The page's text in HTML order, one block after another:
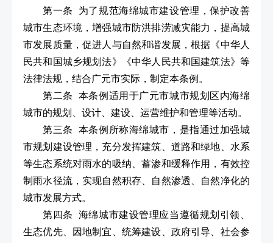
第一条 为了规范海绵城市建设管理，保护改善
城市生态环境，增强城市防洪排涝减灾能力，提高城
市发展质量，促进人与自然和谐发展，根据《中华人
民共和国城乡规划法》《中华人民共和国建筑法》等
法律法规，结合广元市实际，制定本条例。
第二条 本条例适用于广元市城市规划区内海绵
城市的规划、设计、建设、运营维护和管理等活动。
第三条 本条例所称海绵城市，是指通过加强城
市规划建设管理，充分发挥建筑、道路和绿地、水系
等生态系统对雨水的吸纳、蓄渗和缓释作用，有效控
制雨水径流，实现自然积存、自然渗透、自然净化的
城市发展方式。
第四条 海绵城市建设管理应当遵循规划引领、
生态优先、因地制宜、统筹建设、政府引导、社会参